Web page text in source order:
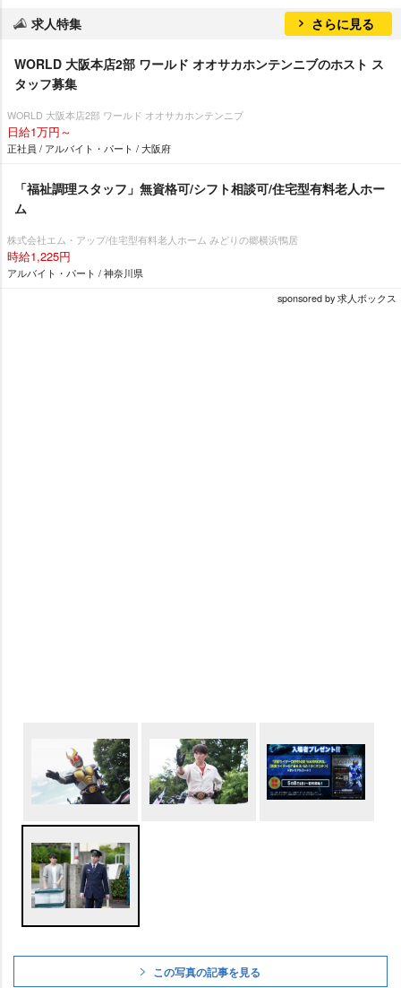
求人特集 さらに見る
WORLD 大阪本店2部 ワールド オオサカホンテンニブのホスト ス
タッフ募集
WORLD 大阪本店2部 ワールド オオサカホンテンニブ
日給1万円～
正社員 / アルバイト・パート / 大阪府
「福祉調理スタッフ」無資格可/シフト相談可/住宅型有料老人ホー
ム
株式会社エム・アップ/住宅型有料老人ホーム みどりの郷横浜鴨居
時給1,225円
アルバイト・パート / 神奈川県
sponsored by 求人ボックス
この写真の記事を見る